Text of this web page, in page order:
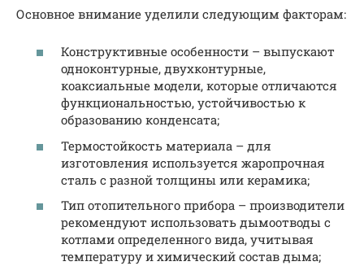
Основное внимание уделили следующим факторам:
Конструктивные особенности – выпускают
одноконтурные, двухконтурные,
коаксиальные модели, которые отличаются
функциональностью, устойчивостью к
образованию конденсата;
Термостойкость материала – для
изготовления используется жаропрочная
сталь с разной толщины или керамика;
Тип отопительного прибора – производители
рекомендуют использовать дымоотводы с
котлами определенного вида, учитывая
температуру и химический состав дыма;